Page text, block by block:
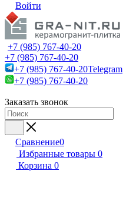
Войти
+7 (985) 767-40-20
+7 (985) 767-40-20
+7 (985) 767-40-20Telegram
+7 (985) 767-40-20
Заказать звонок
Сравнение0
Избранные товары 0
Корзина 0